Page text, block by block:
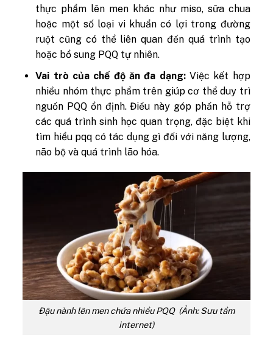
thực phẩm lên men khác như miso, sữa chua
hoặc một số loại vi khuẩn có lợi trong đường
ruột cũng có thể liên quan đến quá trình tạo
hoặc bổ sung PQQ tự nhiên.
Vai trò của chế độ ăn đa dạng:Việc kết hợp
nhiều nhóm thực phẩm trên giúp cơ thể duy trì
nguồn PQQ ổn định. Điều này góp phần hỗ trợ
các quá trình sinh học quan trọng, đặc biệt khi
tìm hiểu pqq có tác dụng gì đối với năng lượng,
não bộ và quá trình lão hóa.
Đậu nành lên men chứa nhiều PQQ (Ảnh: Sưu tầm
internet)